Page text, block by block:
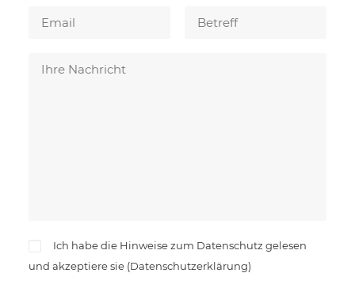
Ich habe die Hinweise zum Datenschutz gelesen
und akzeptiere sie (Datenschutzerklärung)